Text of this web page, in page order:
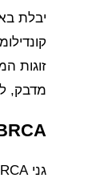
יבלת
זוגות
מדבק,